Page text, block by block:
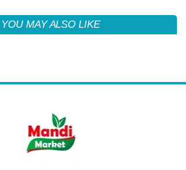
YOU MAY ALSO LIKE